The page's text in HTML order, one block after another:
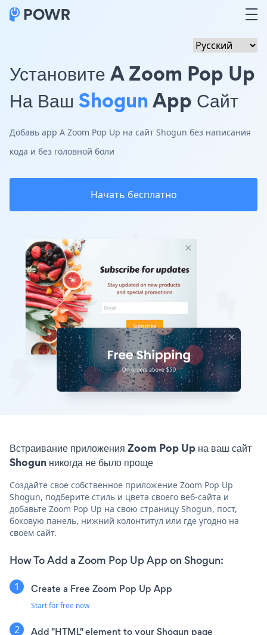
Установите A Zoom Pop Up
На Ваш ShogunApp Сайт
Добавь app A Zoom Pop Up на сайт Shogun без написания
кода и без головной боли
Начать бесплатно
Встраивание приложения Zoom Pop Up на ваш сайт
Shogun никогда не было проще
Создайте свое собственное приложение Zoom Pop Up
Shogun, подберите стиль и цвета своего веб-сайта и
добавьте Zoom Pop Up на свою страницу Shogun, пост,
боковую панель, нижний колонтитул или где угодно на
своем сайт.
How To Add a Zoom Pop Up App on Shogun:
Create a Free Zoom Pop Up App
Start for free now
Add "HTML" element to your Shogun page